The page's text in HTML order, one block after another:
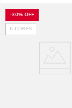
-30% OFF
6 CORES